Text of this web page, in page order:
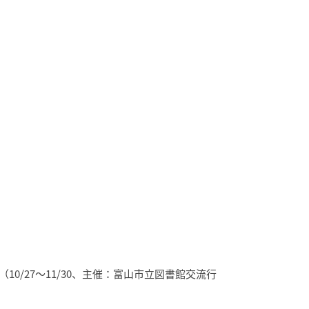
10/27〜11/30、主催：富山市立図書館交流行